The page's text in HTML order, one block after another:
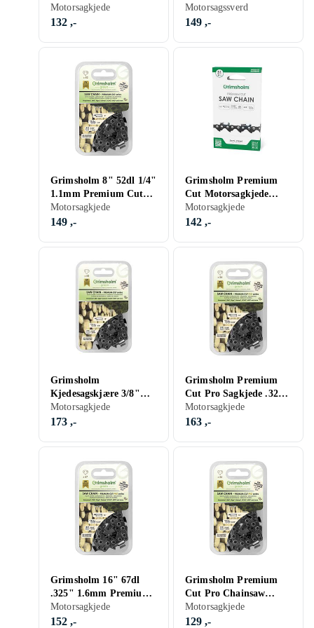
Motorsågskedja
Motorsagkjede
132 ,-
.325" 1.3mm
Motorsagssverd
149 ,-
Grimsholm 8" 52dl 1/4"
1.1mm Premium Cut
Motorsågskedja
Motorsagkjede
149 ,-
Grimsholm Premium
Cut Motorsagkjede
.325" 1.1mm 51DL
Motorsagkjede
142 ,-
Grimsholm
Kjedesagskjære 3/8"
1.5mm 72DL
Motorsagkjede
173 ,-
Grimsholm Premium
Cut Pro Sagkjede .325"
1.5mm 72DL
Motorsagkjede
163 ,-
Grimsholm 16" 67dl
.325" 1.6mm Premium
Cut Pro
Motorsågskedja
Motorsagkjede
152 ,-
Grimsholm Premium
Cut Pro Chainsaw
Chain .325" 1.6mm
56DL
Motorsagkjede
129 ,-